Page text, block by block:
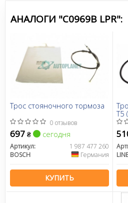
Сайт: www.lpr.it
АНАЛОГИ "C0969B LPR":
Трос стояночного тормоза
0 отзывов
697 ₴ сегодня
Артикул:
1 987 477 260
BOSCH
Германия
КУПИТЬ
T5